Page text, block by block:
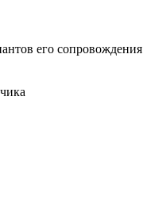
его сопровождения